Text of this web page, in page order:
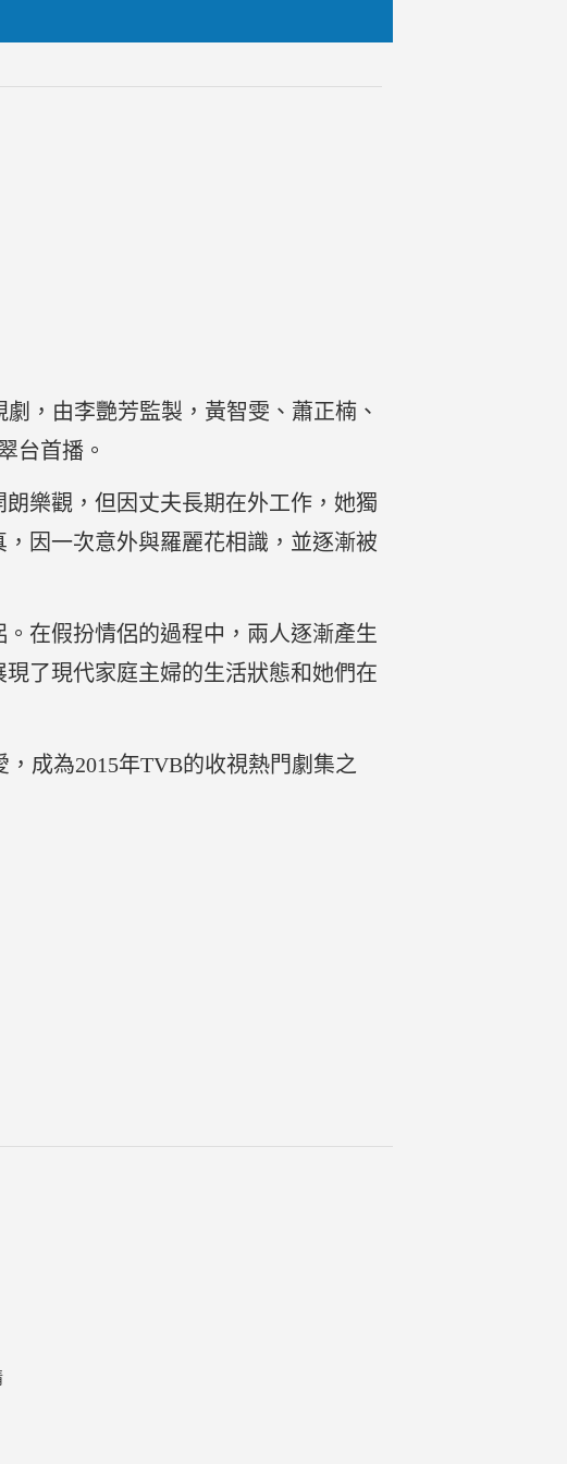
，由李艷芳監製，黃智雯、蕭正楠、
台首播。
樂觀，但因丈夫長期在外工作，她獨
因一次意外與羅麗花相識，並逐漸被
在假扮情侶的過程中，兩人逐漸產生
了現代家庭主婦的生活狀態和她們在
成為2015年TVB的收視熱門劇集之